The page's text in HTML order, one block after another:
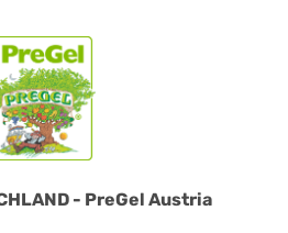
- PreGel Austria